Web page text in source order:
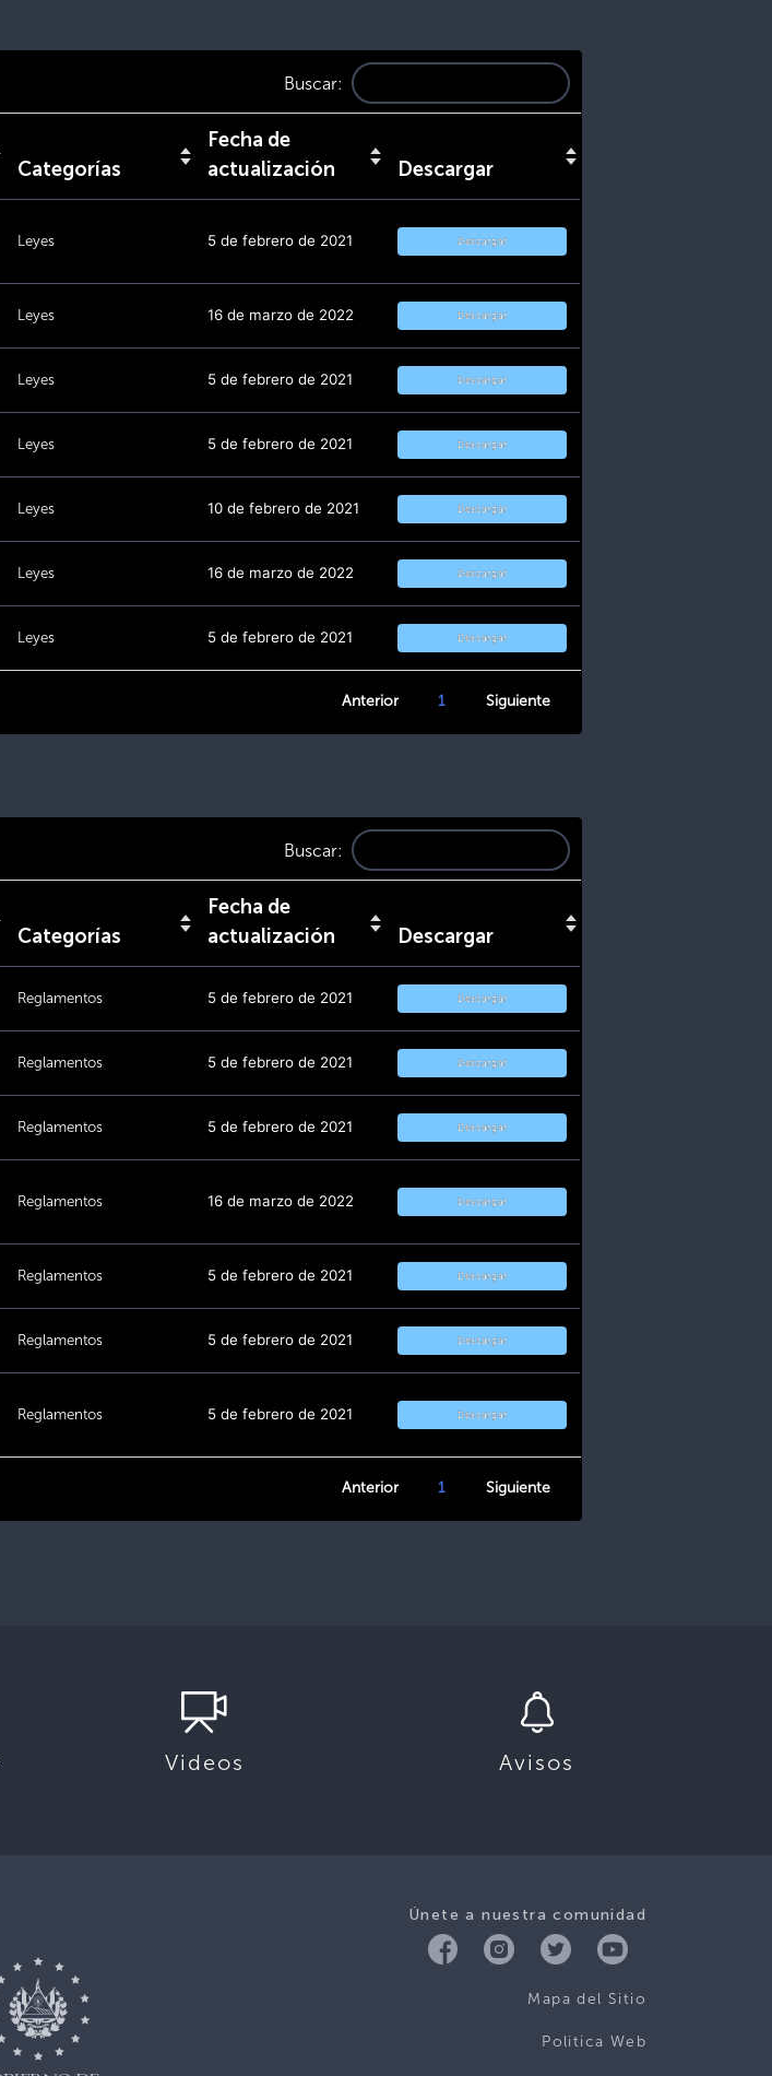
Buscar:
Categorías
Fecha de
actualización
Descargar
Leyes 5 de febrero de 2021 Descargar
Leyes 16 de marzo de 2022 Descargar
Leyes 5 de febrero de 2021 Descargar
Leyes 5 de febrero de 2021 Descargar
Leyes 10 de febrero de 2021 Descargar
Leyes 16 de marzo de 2022 Descargar
Leyes 5 de febrero de 2021 Descargar
Anterior 1 Siguiente
Buscar:
Categorías
Fecha de
actualización
Descargar
Reglamentos 5 de febrero de 2021 Descargar
Reglamentos 5 de febrero de 2021 Descargar
Reglamentos 5 de febrero de 2021 Descargar
Reglamentos 16 de marzo de 2022 Descargar
Reglamentos 5 de febrero de 2021 Descargar
Reglamentos 5 de febrero de 2021 Descargar
Reglamentos 5 de febrero de 2021 Descargar
Anterior 1 Siguiente
Videos Avisos
Únete a nuestra comunidad
Mapa del Sitio
Politica Web